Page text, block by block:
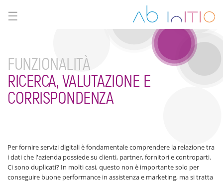
☰
FUNZIONALITÀ
RICERCA, VALUTAZIONE E
CORRISPONDENZA
Per fornire servizi digitali è fondamentale comprendere la relazione tra
i dati che l'azienda possiede su clienti, partner, fornitori e controparti.
Ci sono duplicati? In molti casi, questo non è importante solo per
conseguire buone performance in assistenza e marketing, ma si tratta